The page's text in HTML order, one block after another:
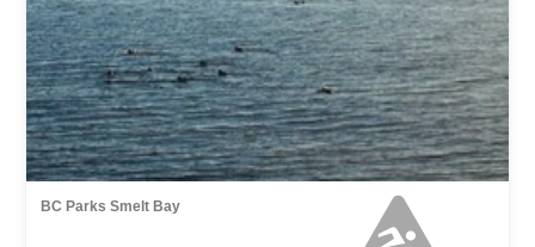
BC Parks Smelt Bay